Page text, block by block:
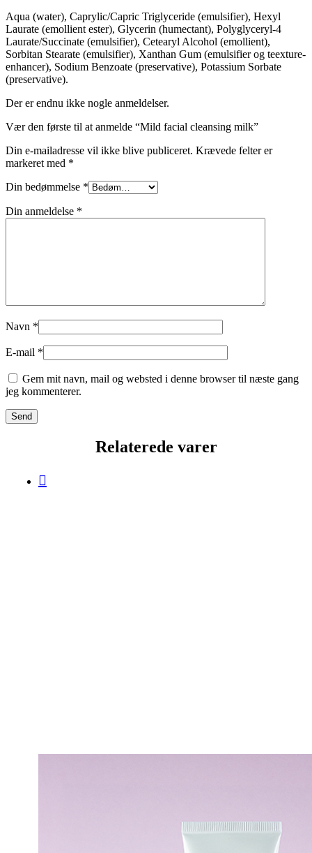
Aqua (water), Caprylic/Capric Triglyceride (emulsifier), Hexyl
Laurate (emollient ester), Glycerin (humectant), Polyglyceryl-4
Laurate/Succinate (emulsifier), Cetearyl Alcohol (emollient),
Sorbitan Stearate (emulsifier), Xanthan Gum (emulsifier og teexture-
enhancer), Sodium Benzoate (preservative), Potassium Sorbate
(preservative).
Der er endnu ikke nogle anmeldelser.
Vær den første til at anmelde “Mild facial cleansing milk”
Din e-mailadresse vil ikke blive publiceret. Krævede felter er
markeret med *
Din bedømmelse *
Din anmeldelse *
Navn *
E-mail *
Gem mit navn, mail og websted i denne browser til næste gang
jeg kommenterer.
Relaterede varer